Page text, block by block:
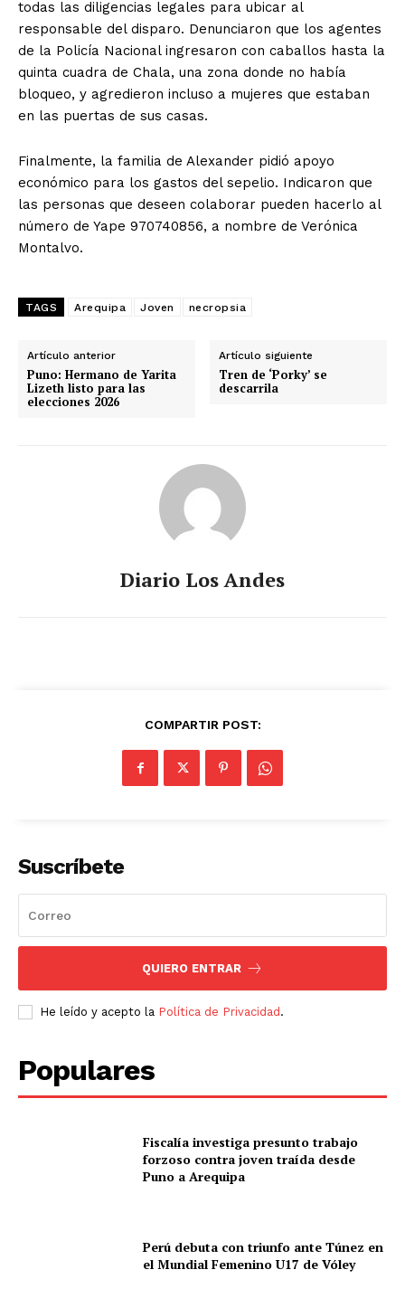
todas las diligencias legales para ubicar al
responsable del disparo. Denunciaron que los agentes
de la Policía Nacional ingresaron con caballos hasta la
quinta cuadra de Chala, una zona donde no había
bloqueo, y agredieron incluso a mujeres que estaban
en las puertas de sus casas.
Finalmente, la familia de Alexander pidió apoyo
económico para los gastos del sepelio. Indicaron que
las personas que deseen colaborar pueden hacerlo al
número de Yape 970740856, a nombre de Verónica
Montalvo.
TAGS Arequipa Joven necropsia
Artículo anterior
Puno: Hermano de Yarita
Lizeth listo para las
elecciones 2026
Artículo siguiente
Tren de ‘Porky’ se
descarrila
Diario Los Andes
COMPARTIR POST:
Suscríbete
QUIERO ENTRAR
He leído y acepto la Política de Privacidad .
Populares
Fiscalía investiga presunto trabajo
forzoso contra joven traída desde
Puno a Arequipa
Perú debuta con triunfo ante Túnez en
el Mundial Femenino U17 de Vóley